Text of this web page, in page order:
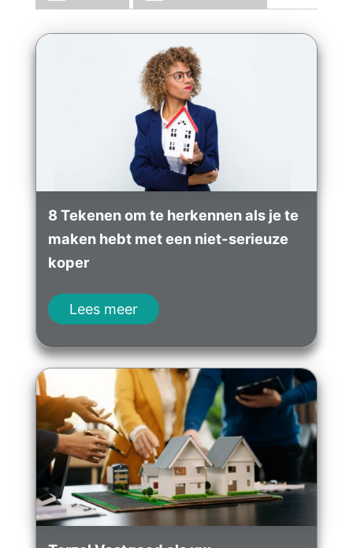
8 Tekenen om te herkennen als je te
maken hebt met een niet-serieuze
koper
Lees meer